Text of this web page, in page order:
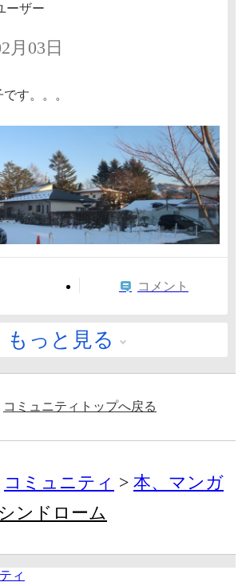
ーザー
月03日
す。。。
コメント
もっと見る
コミュニティトップへ戻る
コミュニティ
本、マンガ
ンドローム
ィ